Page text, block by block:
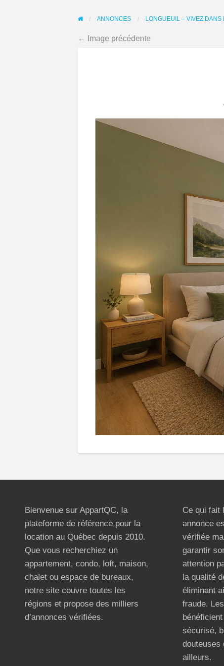
ANNONCES LONGUEUIL – VIVEZ DANS
← Image précédente
Bienvenue sur AppartQC, la
plateforme de référence pour la
location au Québec depuis 2010.
Que vous recherchiez un
appartement, condo, loft, maison,
chalet ou espace de bureaux,
notre site couvre toutes les
régions et propose des milliers
d’annonces vérifiées.
Ce qui fait
annonce
vérifiée
garantir
attention
la qualité
éliminant
fraude.
sécurisé,
douteuses
ailleurs.